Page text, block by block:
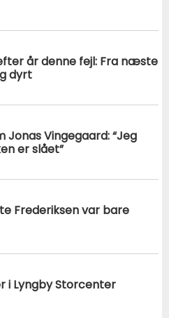
år denne fejl: Fra næste
dyrt
Jonas Vingegaard: “Jeg
er slået”
Frederiksen var bare
i Lyngby Storcenter